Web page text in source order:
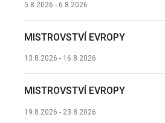
5.8.2026 - 6.8.2026
MISTROVSTVÍ EVROPY
13.8.2026 - 16.8.2026
MISTROVSTVÍ EVROPY
19.8.2026 - 23.8.2026